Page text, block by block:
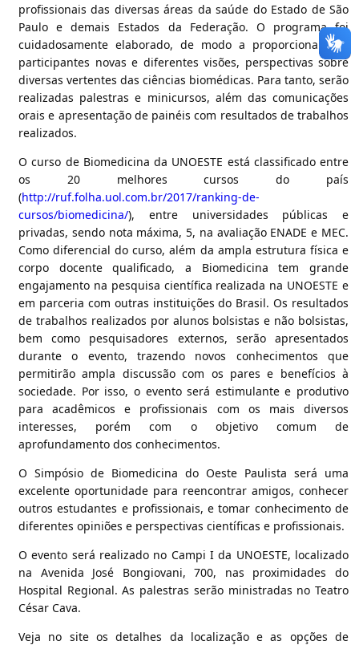
profissionais das diversas áreas da saúde do Estado de São
Paulo e demais Estados da Federação. O programa foi
cuidadosamente elaborado, de modo a proporcionar aos
participantes novas e diferentes visões, perspectivas sobre
diversas vertentes das ciências biomédicas. Para tanto, serão
realizadas palestras e minicursos, além das comunicações
orais e apresentação de painéis com resultados de trabalhos
realizados.
O curso de Biomedicina da UNOESTE está classificado entre
os 20 melhores cursos do país
(http://ruf.folha.uol.com.br/2017/ranking-de-
cursos/biomedicina/), entre universidades públicas e
privadas, sendo nota máxima, 5, na avaliação ENADE e MEC.
Como diferencial do curso, além da ampla estrutura física e
corpo docente qualificado, a Biomedicina tem grande
engajamento na pesquisa científica realizada na UNOESTE e
em parceria com outras instituições do Brasil. Os resultados
de trabalhos realizados por alunos bolsistas e não bolsistas,
bem como pesquisadores externos, serão apresentados
durante o evento, trazendo novos conhecimentos que
permitirão ampla discussão com os pares e benefícios à
sociedade. Por isso, o evento será estimulante e produtivo
para acadêmicos e profissionais com os mais diversos
interesses, porém com o objetivo comum de
aprofundamento dos conhecimentos.
O Simpósio de Biomedicina do Oeste Paulista será uma
excelente oportunidade para reencontrar amigos, conhecer
outros estudantes e profissionais, e tomar conhecimento de
diferentes opiniões e perspectivas científicas e profissionais.
O evento será realizado no Campi I da UNOESTE, localizado
na Avenida José Bongiovani, 700, nas proximidades do
Hospital Regional. As palestras serão ministradas no Teatro
César Cava.
Veja no site os detalhes da localização e as opções de